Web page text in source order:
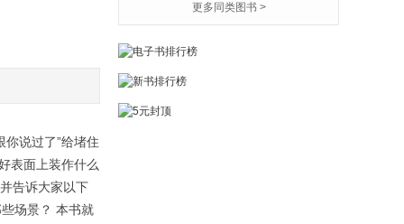
说过了”给堵住
表面上装作什么
告诉大家以下
场景？ 本书就
更多同类图书 >